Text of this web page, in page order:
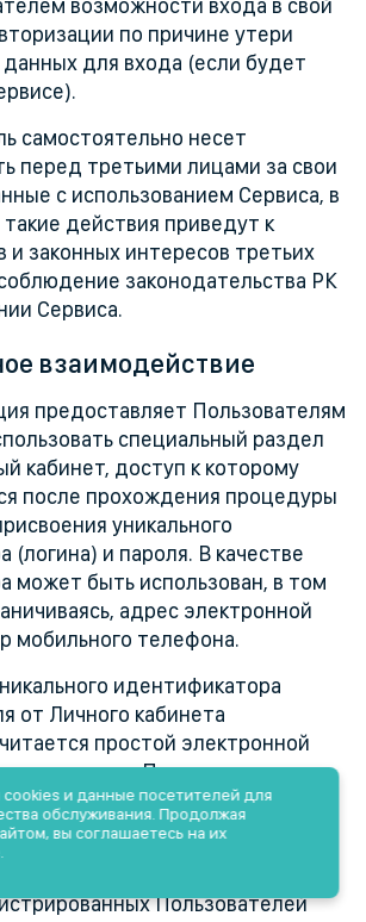
возможности входа в свой
по причине утери
для входа (если будет
самостоятельно несет
перед третьими лицами за свои
с использованием Сервиса, в
действия приведут к
законных интересов третьих
законодательства РК
Сервиса.
взаимодействие
предоставляет Пользователям
специальный раздел
кабинет, доступ к которому
после прохождения процедуры
уникального
(логина) и пароля. В качестве
может быть использован, в том
адрес электронной
мобильного телефона.
идентификатора
от Личного кабинета
простой электронной
Пользователя.
взаимодействия
данным
Пользователей
и данные посетителей для
обслуживания. Продолжая
вы соглашаетесь на их